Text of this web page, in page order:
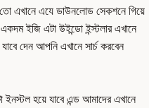
এখানে এযে ডাউনলোড সেকশনে গিয়ে
ইজি এটা উইন্ডো ইন্স্টলার এখানে
দেন আপনি এখানে সার্চ করবেন
হয়ে যাবে এন্ড আমাদের এখানে